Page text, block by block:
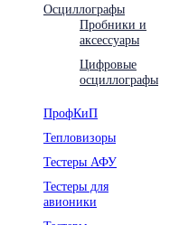
Осциллографы
Пробники и
аксессуары
Цифровые
осциллографы
ПрофКиП
Тепловизоры
Тестеры АФУ
Тестеры для
авионики